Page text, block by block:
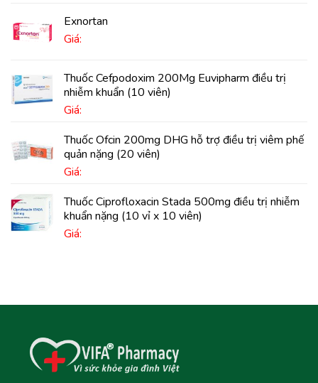
Exnortan
Giá:
Thuốc Cefpodoxim 200Mg Euvipharm điều trị
nhiễm khuẩn (10 viên)
Giá:
Thuốc Ofcin 200mg DHG hỗ trợ điều trị viêm phế
quản nặng (20 viên)
Giá:
Thuốc Ciprofloxacin Stada 500mg điều trị nhiễm
khuẩn nặng (10 vỉ x 10 viên)
Giá: